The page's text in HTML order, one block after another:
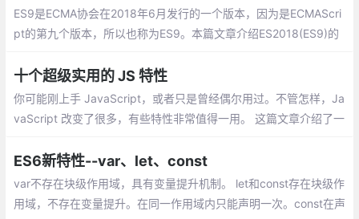
ES9是ECMA协会在2018年6月发行的一个版本，因为是ECMAScri
pt的第九个版本，所以也称为ES9。本篇文章介绍ES2018(ES9)的
十个超级实用的 JS 特性
你可能刚上手 JavaScript，或者只是曾经偶尔用过。不管怎样，Ja
vaScript 改变了很多，有些特性非常值得一用。 这篇文章介绍了一
少会用到这些特性
ES6新特性--var、let、const
var不存在块级作用域，具有变量提升机制。 let和const存在块级作
用域，不存在变量提升。在同一作用域内只能声明一次。const在声